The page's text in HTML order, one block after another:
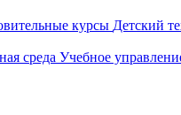
курсы Детский
среда Учебное